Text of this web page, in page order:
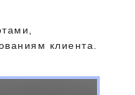
клиента.